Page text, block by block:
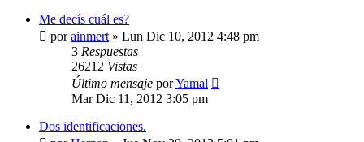
Me decís cuál es?
porainmert » Lun Dic 10, 2012 4:48 pm
3 Respuestas
26212 Vistas
Último mensaje porYamal
Mar Dic 11, 2012 3:05 pm
Dos identificaciones.